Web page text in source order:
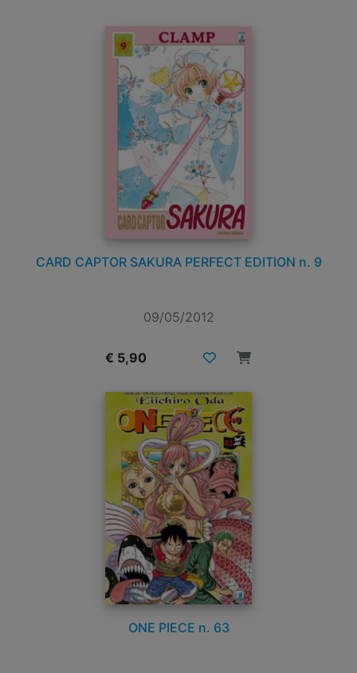
CARD CAPTOR SAKURA PERFECT EDITION n. 9
09/05/2012
€ 5,90
ONE PIECE n. 63